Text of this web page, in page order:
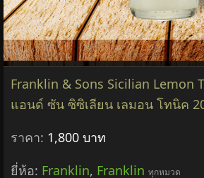
Franklin & Sons Sicilian Lemon
แอนด์ ซัน ซิซิเลียน เลมอน โทนิค
ราคา: 1,800 บาท
ยี่ห้อ: Franklin, Franklin ทุกหมวด